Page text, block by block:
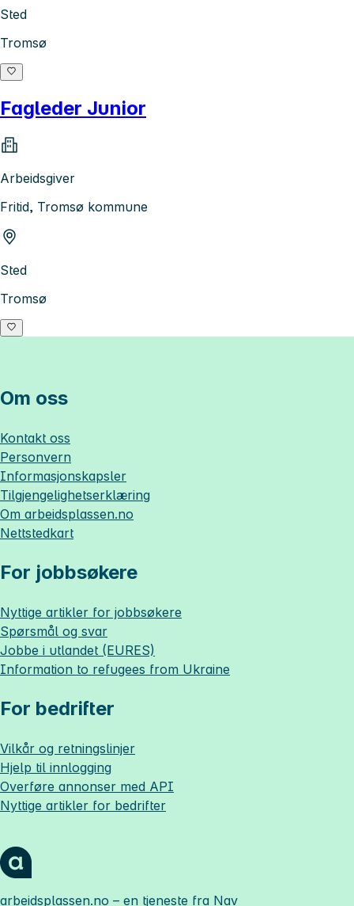
Sted
Tromsø
Fagleder Junior
Arbeidsgiver
Fritid, Tromsø kommune
Sted
Tromsø
Om oss
Kontakt oss
Personvern
Informasjonskapsler
Tilgjengelighetserklæring
Om arbeidsplassen.no
Nettstedkart
For jobbsøkere
Nyttige artikler for jobbsøkere
Spørsmål og svar
Jobbe i utlandet (EURES)
Information to refugees from Ukraine
For bedrifter
Vilkår og retningslinjer
Hjelp til innlogging
Overføre annonser med API
Nyttige artikler for bedrifter
arbeidsplassen.no – en tjeneste fra Nav